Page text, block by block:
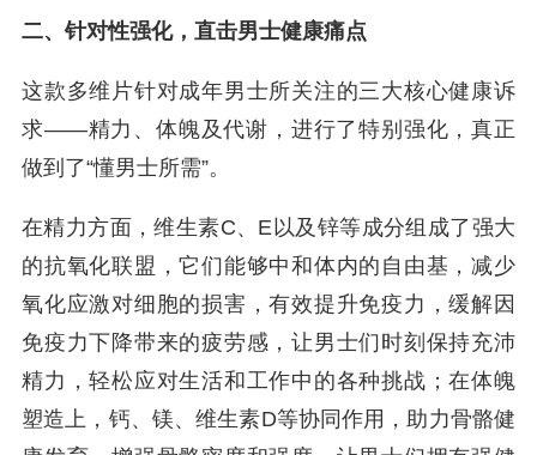
二、针对性强化，直击男士健康痛点
这款多维片针对成年男士所关注的三大核心健康诉
求——精力、体魄及代谢，进行了特别强化，真正
做到了“懂男士所需”。
在精力方面，维生素C、E以及锌等成分组成了强大
的抗氧化联盟，它们能够中和体内的自由基，减少
氧化应激对细胞的损害，有效提升免疫力，缓解因
免疫力下降带来的疲劳感，让男士们时刻保持充沛
精力，轻松应对生活和工作中的各种挑战；在体魄
塑造上，钙、镁、维生素D等协同作用，助力骨骼健